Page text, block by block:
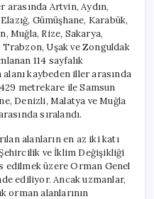
arasında Artvin, Aydın,
Gümüşhane, Karabük,
Muğla, Rize, Sakarya,
Trabzon, Uşak ve Zonguldak
114 sayfalık
kaybeden iller arasında
metrekare ile Samsun
Denizli, Malatya ve Muğla
sıralandı.
alanların en az iki katı
ve İklim Değişikliği
edilmek üzere Orman Genel
ediliyor. Ancak uzmanlar,
orman alanlarının